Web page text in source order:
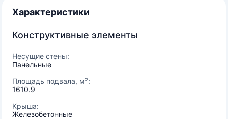
Характеристики
Конструктивные элементы
Несущие стены:
Панельные
Площадь подвала, м²:
1610.9
Крыша:
Железобетонные